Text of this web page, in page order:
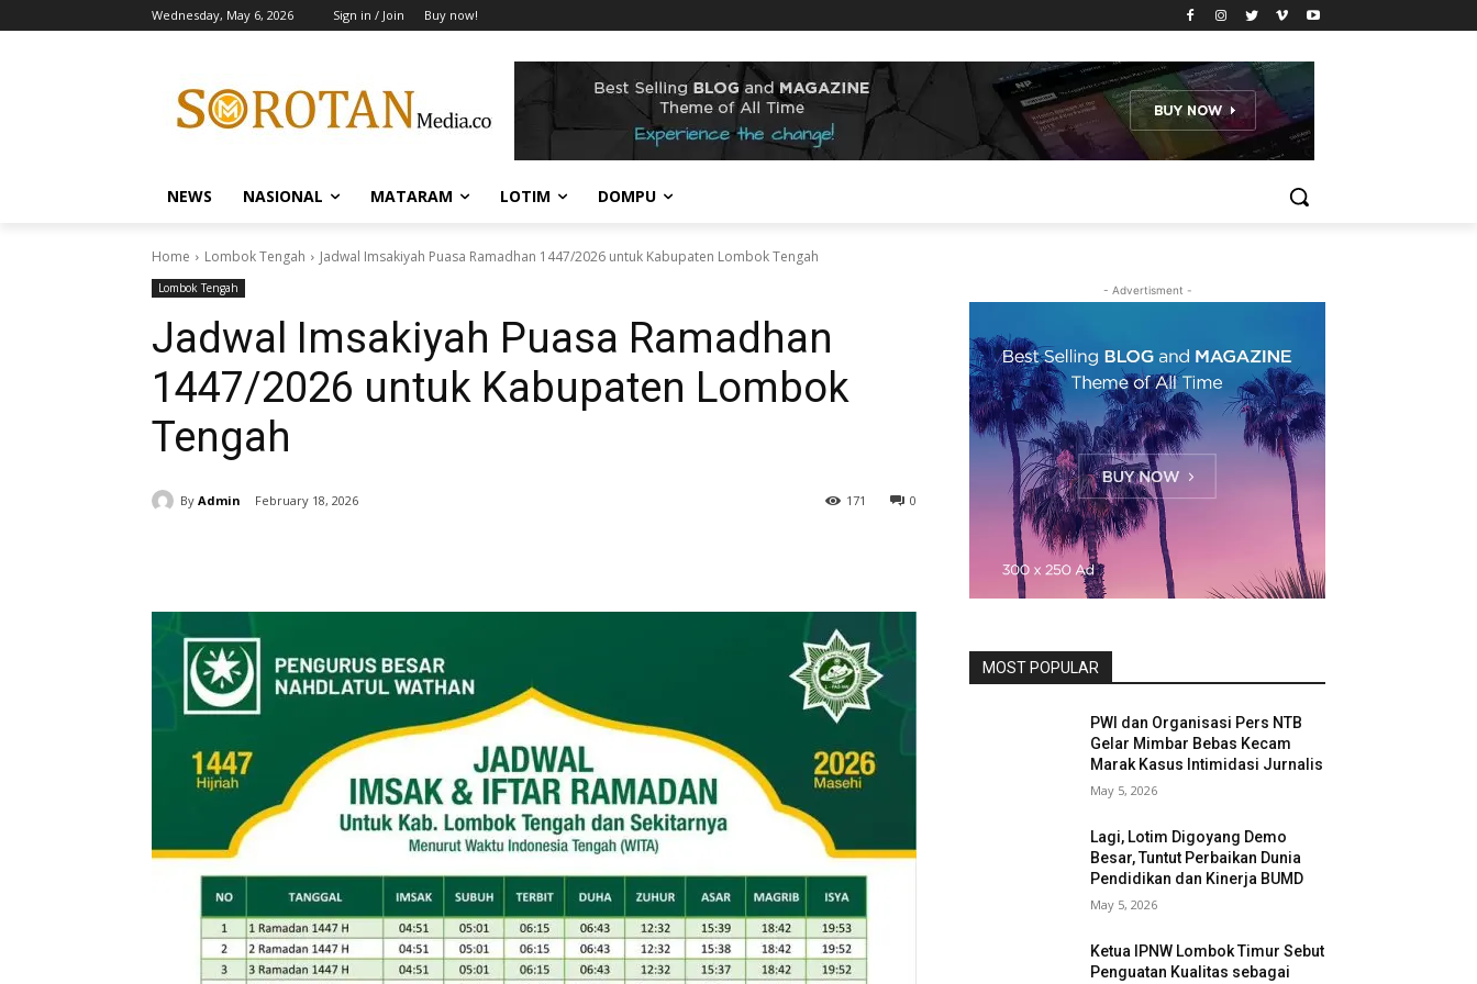
Wednesday, May 6, 2026 Sign in / Join Buy now!
NEWS NASIONAL MATARAM LOTIM DOMPU
Home Lombok Tengah Jadwal Imsakiyah Puasa Ramadhan 1447/2026 untuk Kabupaten Lombok Tengah
Lombok Tengah
Jadwal Imsakiyah Puasa Ramadhan
1447/2026 untuk Kabupaten Lombok
Tengah
By Admin February 18, 2026 0
171
- Advertisment -
MOST POPULAR
PWI dan Organisasi Pers NTB
Gelar Mimbar Bebas Kecam
Marak Kasus Intimidasi Jurnalis
May 5, 2026
Lagi, Lotim Digoyang Demo
Besar, Tuntut Perbaikan Dunia
Pendidikan dan Kinerja BUMD
May 5, 2026
Ketua IPNW Lombok Timur Sebut
Penguatan Kualitas sebagai